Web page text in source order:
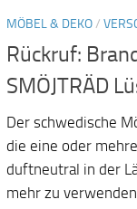
MÖBEL & DEKO/
Rückruf:
SMÖJTRÄD
Der schwedische
die eine oder
duftneutral in der
mehr zu